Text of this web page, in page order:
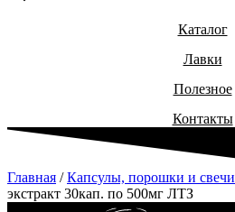
Каталог
Лавки
Полезное
Контакты
Главная /Капсулы, порошки и свечи
экстракт 30кап. по 500мг ЛТЗ